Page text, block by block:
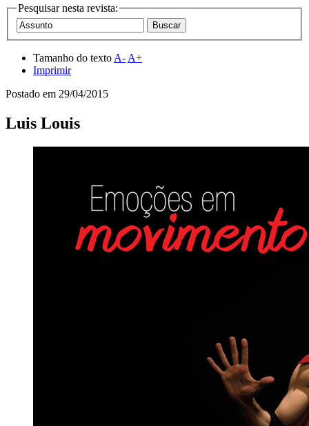
Pesquisar nesta revista:
Tamanho do texto A- A+
Imprimir
Postado em 29/04/2015
Luis Louis